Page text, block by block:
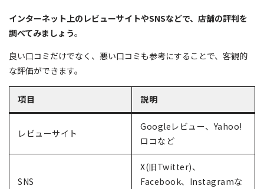
インターネット上のレビューサイトやSNSなどで、店舗の評判を
調べてみましょう。
良い口コミだけでなく、悪い口コミも参考にすることで、客観的
な評価ができます。
項目 説明
レビューサイト
Googleレビュー、Yahoo!
ロコなど
SNS
X(旧Twitter)、
Facebook、Instagramな